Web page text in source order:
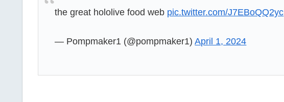
the great hololive food web pic.twitter.com/J7EBoQQ2yc
— Pompmaker1 (@pompmaker1)April 1, 2024